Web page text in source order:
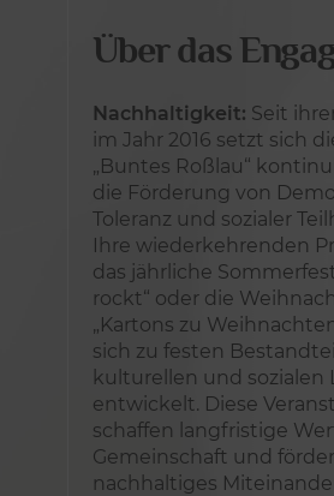
Über das
Nachhaltigkeit: Seit
im Jahr 2016 setzt sich
„Buntes Roßlau“
die Förderung von
Toleranz und sozialer
Ihre wiederkehrenden
das jährliche
rockt“ oder die
„Kartons zu
sich zu festen
kulturellen und sozialen
entwickelt. Diese
schaffen langfristige
Gemeinschaft und
nachhaltiges